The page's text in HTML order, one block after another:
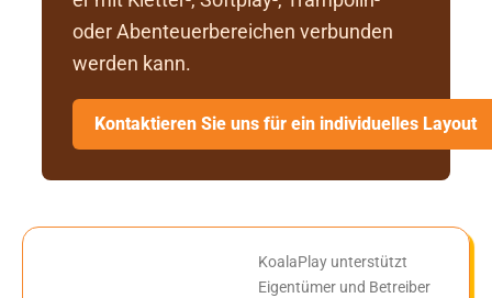
oder Abenteuerbereichen verbunden
werden kann.
Kontaktieren Sie uns für ein individuelles Layout
KoalaPlay unterstützt
Eigentümer und Betreiber